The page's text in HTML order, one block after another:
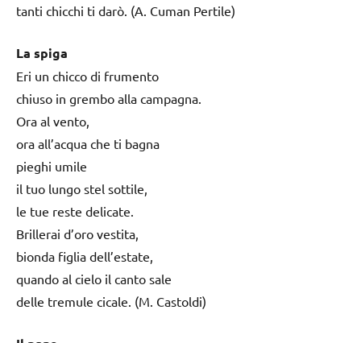
tanti chicchi ti darò. (A. Cuman Pertile)
La spiga
Eri un chicco di frumento
chiuso in grembo alla campagna.
Ora al vento,
ora all’acqua che ti bagna
pieghi umile
il tuo lungo stel sottile,
le tue reste delicate.
Brillerai d’oro vestita,
bionda figlia dell’estate,
quando al cielo il canto sale
delle tremule cicale. (M. Castoldi)